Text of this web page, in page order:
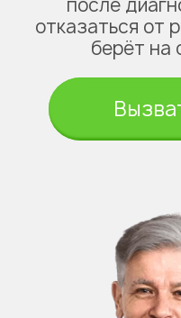
после
отказаться от
берёт на